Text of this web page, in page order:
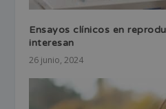
Ensayos clínicos en
interesan
26 junio, 2024